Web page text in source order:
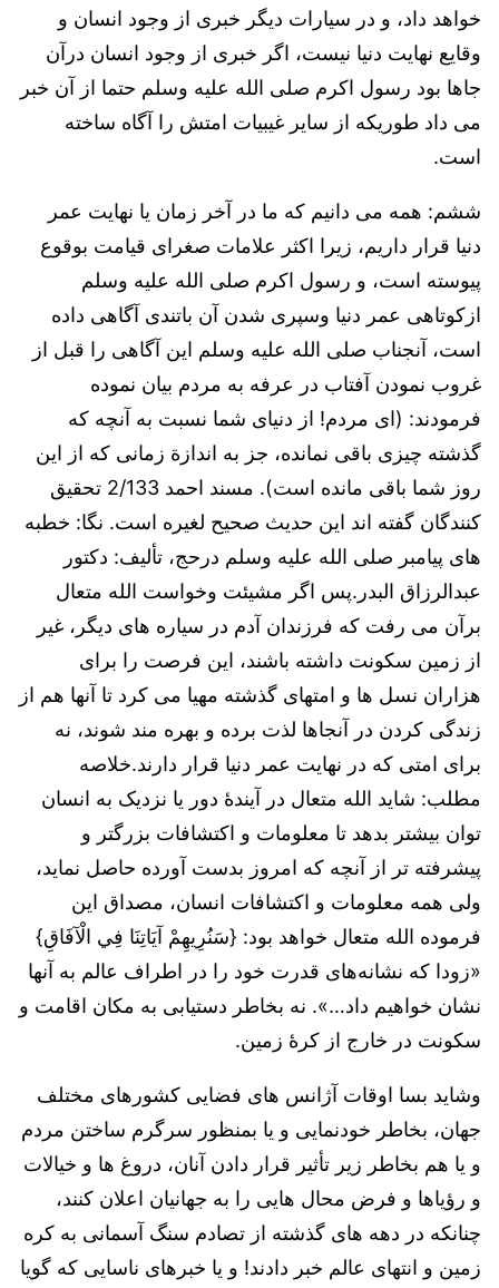
خواهد داد، و در سیارات دیگر خبری از وجود انسان و
وقایع نهایت دنیا نیست، اگر خبری از وجود انسان درآن
جاها بود رسول اکرم صلی الله علیه وسلم حتما از آن خبر
می داد طوریکه از سایر غیبیات امتش را آگاه ساخته
است.
ششم: همه می دانیم که ما در آخر زمان یا نهایت عمر
دنیا قرار داریم، زیرا اکثر علامات صغرای قیامت بوقوع
پیوسته است، و رسول اکرم صلی الله علیه وسلم
ازکوتاهی عمر دنیا وسپری شدن آن باتندی آگاهی داده
است، آنجناب صلی الله علیه وسلم این آگاهی را قبل از
غروب نمودن آفتاب در عرفه به مردم بیان نموده
فرمودند: (ای مردم! از دنیای شما نسبت به آنچه که
گذشته چیزی باقی نمانده، جز به اندازة زمانی که از این
روز شما باقی مانده است). مسند احمد 2/133 تحقیق
کنندگان گفته اند این حدیث صحیح لغیره است. نگا: خطبه
های پیامبر صلی الله علیه وسلم درحج، تأليف: دکتور
عبدالرزاق البدر.پس اگر مشیئت وخواست الله متعال
برآن می رفت که فرزندان آدم در سیاره های دیگر، غیر
از زمین سکونت داشته باشند، این فرصت را برای
هزاران نسل ها و امتهای گذشته مهیا می کرد تا آنها هم از
زندگی کردن در آنجاها لذت برده و بهره مند شوند، نه
برای امتی که در نهایت عمر دنیا قرار دارند.خلاصه
مطلب: شاید الله متعال در آیندۀ دور یا نزدیک به انسان
توان بیشتر بدهد تا معلومات و اکتشافات بزرگتر و
پیشرفته تر از آنچه که امروز بدست آورده حاصل نماید،
ولی همه معلومات و اکتشافات انسان، مصداق این
فرموده الله متعال خواهد بود: {سَنُرِيهِمْ آيَاتِنَا فِي الْآفَاقِ}
«زودا که نشانه‌های قدرت خود را در اطراف عالم به آنها
نشان خواهیم داد…». نه بخاطر دستیابی به مکان اقامت و
سکونت در خارج از کرۀ زمین.
وشاید بسا اوقات آژانس های فضایی کشورهای مختلف
جهان، بخاطر خودنمایی و یا بمنظور سرگرم ساختن مردم
و یا هم بخاطر زیر تأثیر قرار دادن آنان، دروغ ها و خیالات
و رؤیاها و فرض محال هایی را به جهانیان اعلان کنند،
چنانکه در دهه های گذشته از تصادم سنگ آسمانی به کره
زمین و انتهای عالم خبر دادند! و یا خبرهای ناسایی که گویا